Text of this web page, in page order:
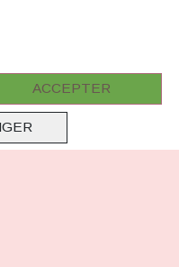
ACCEPTER